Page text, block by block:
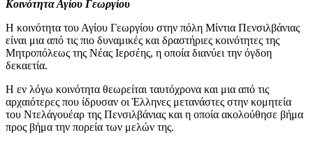
Κοινότητα Αγίου Γεωργίου
Η κοινότητα του Αγίου Γεωργίου στην πόλη Μίντια Πενσιλβάνιας
είναι μια από τις πιο δυναμικές και δραστήριες κοινότητες της
Μητροπόλεως της Νέας Ιερσέης, η οποία διανύει την όγδοη
δεκαετία.
Η εν λόγω κοινότητα θεωρείται ταυτόχρονα και μια από τις
αρχαιότερες που ίδρυσαν οι Έλληνες μετανάστες στην κομητεία
του Ντελάγουέαρ της Πενσιλβάνιας και η οποία ακολούθησε βήμα
προς βήμα την πορεία των μελών της.